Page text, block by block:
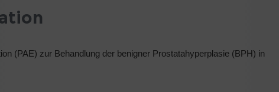
(PAE) zur Behandlung der benigner Prostatahyperplasie (BPH) in